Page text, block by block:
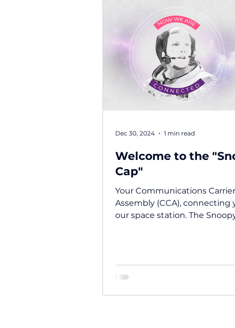
Welcome to the
Cap"
Your Communications Carrier
Assembly (CCA), connecting
our space station. The Snoopy Cap
Dec 30, 2024 1 min read